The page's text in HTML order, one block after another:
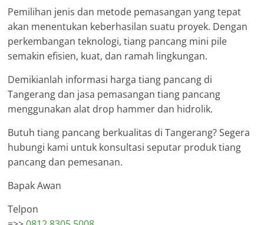
Pemilihan jenis dan metode pemasangan yang tepat
akan menentukan keberhasilan suatu proyek. Dengan
perkembangan teknologi, tiang pancang mini pile
semakin efisien, kuat, dan ramah lingkungan.
Demikianlah informasi harga tiang pancang di
Tangerang dan jasa pemasangan tiang pancang
menggunakan alat drop hammer dan hidrolik.
Butuh tiang pancang berkualitas di Tangerang? Segera
hubungi kami untuk konsultasi seputar produk tiang
pancang dan pemesanan.
Bapak Awan
Telpon